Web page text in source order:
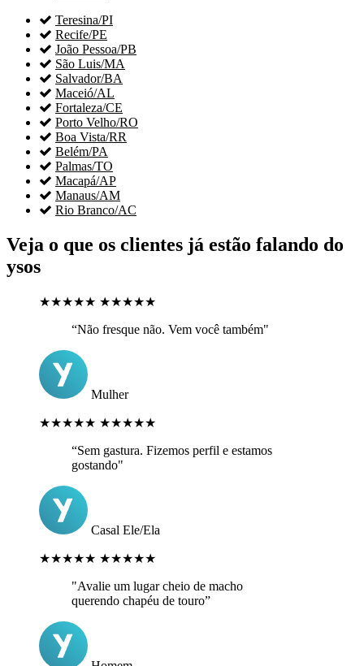
 Teresina/PI
 Recife/PE
 João Pessoa/PB
 São Luis/MA
 Salvador/BA
 Maceió/AL
 Fortaleza/CE
 Porto Velho/RO
 Boa Vista/RR
 Belém/PA
 Palmas/TO
 Macapá/AP
 Manaus/AM
 Rio Branco/AC
Veja o que os clientes já estão falando do
ysos
★★★★★ ★★★★★
“Não fresque não. Vem você também"
Mulher
★★★★★ ★★★★★
“Sem gastura. Fizemos perfil e estamos
gostando"
Casal Ele/Ela
★★★★★ ★★★★★
"Avalie um lugar cheio de macho
querendo chapéu de touro”